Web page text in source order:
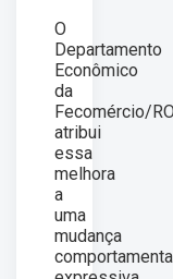
O
Departamento
Econômico
da
Fecomércio/RO
atribui
essa
melhora
a
uma
mudança